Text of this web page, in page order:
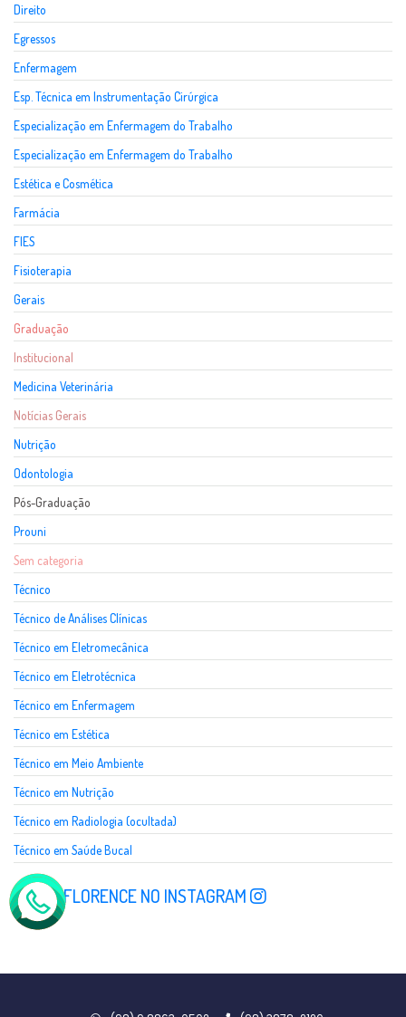
Direito
Egressos
Enfermagem
Esp. Técnica em Instrumentação Cirúrgica
Especialização em Enfermagem do Trabalho
Especialização em Enfermagem do Trabalho
Estética e Cosmética
Farmácia
FIES
Fisioterapia
Gerais
Graduação
Institucional
Medicina Veterinária
Notícias Gerais
Nutrição
Odontologia
Pós-Graduação
Prouni
Sem categoria
Técnico
Técnico de Análises Clínicas
Técnico em Eletromecânica
Técnico em Eletrotécnica
Técnico em Enfermagem
Técnico em Estética
Técnico em Meio Ambiente
Técnico em Nutrição
Técnico em Radiologia (ocultada)
Técnico em Saúde Bucal
SIGA A FLORENCE NO INSTAGRAM